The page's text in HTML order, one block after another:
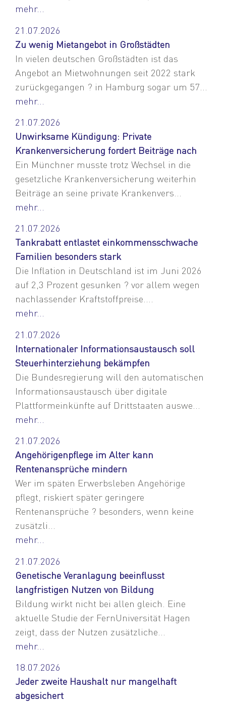
mehr...
21.07.2026
Zu wenig Mietangebot in Großstädten
In vielen deutschen Großstädten ist das
Angebot an Mietwohnungen seit 2022 stark
zurückgegangen ? in Hamburg sogar um 57...
mehr...
21.07.2026
Unwirksame Kündigung: Private
Krankenversicherung fordert Beiträge nach
Ein Münchner musste trotz Wechsel in die
gesetzliche Krankenversicherung weiterhin
Beiträge an seine private Krankenvers...
mehr...
21.07.2026
Tankrabatt entlastet einkommensschwache
Familien besonders stark
Die Inflation in Deutschland ist im Juni 2026
auf 2,3 Prozent gesunken ? vor allem wegen
nachlassender Kraftstoffpreise....
mehr...
21.07.2026
Internationaler Informationsaustausch soll
Steuerhinterziehung bekämpfen
Die Bundesregierung will den automatischen
Informationsaustausch über digitale
Plattformeinkünfte auf Drittstaaten auswe...
mehr...
21.07.2026
Angehörigenpflege im Alter kann
Rentenansprüche mindern
Wer im späten Erwerbsleben Angehörige
pflegt, riskiert später geringere
Rentenansprüche ? besonders, wenn keine
zusätzli...
mehr...
21.07.2026
Genetische Veranlagung beeinflusst
langfristigen Nutzen von Bildung
Bildung wirkt nicht bei allen gleich. Eine
aktuelle Studie der FernUniversität Hagen
zeigt, dass der Nutzen zusätzliche...
mehr...
18.07.2026
Jeder zweite Haushalt nur mangelhaft
abgesichert